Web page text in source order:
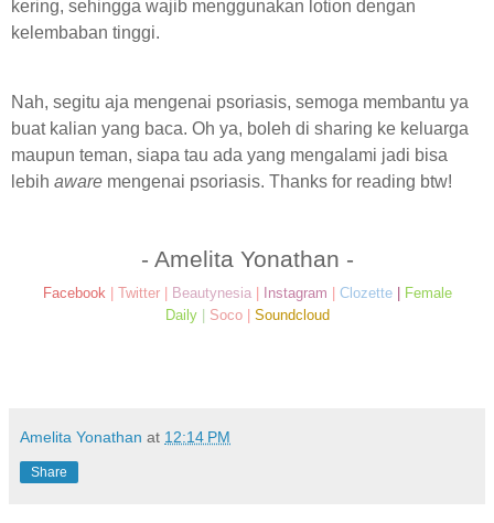
kering, sehingga wajib menggunakan lotion dengan
kelembaban tinggi.
Nah, segitu aja mengenai psoriasis, semoga membantu ya
buat kalian yang baca. Oh ya, boleh di sharing ke keluarga
maupun teman, siapa tau ada yang mengalami jadi bisa
lebih aware mengenai psoriasis. Thanks for reading btw!
- Amelita Yonathan -
Facebook| Twitter| Beautynesia| Instagram Clozette|
Female
Daily| Soco Soundcloud
Amelita Yonathan at 12:14 PM
Share